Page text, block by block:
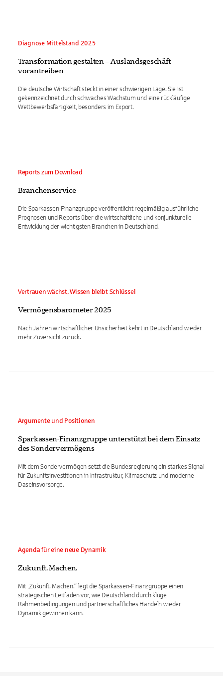
Diagnose Mittelstand 2025
Transformation gestalten – Auslandsgeschäft
vorantreiben
Die deutsche Wirtschaft steckt in einer schwierigen Lage. Sie ist
gekennzeichnet durch schwaches Wachstum und eine rückläufige
Wettbewerbsfähigkeit, besonders im Export.
Reports zum Download
Branchenservice
Die Sparkassen-Finanzgruppe veröffentlicht regelmäßig ausführliche
Prognosen und Reports über die wirtschaftliche und konjunkturelle
Entwicklung der wichtigsten Branchen in Deutschland.
Vertrauen wächst, Wissen bleibt Schlüssel
Vermögensbarometer 2025
Nach Jahren wirtschaftlicher Unsicherheit kehrt in Deutschland wieder
mehr Zuversicht zurück.
Argumente und Positionen
Sparkassen-Finanzgruppe unterstützt bei dem Einsatz
des Sondervermögens
Mit dem Sondervermögen setzt die Bundesregierung ein starkes Signal
für Zukunftsinvestitionen in Infrastruktur, Klimaschutz und moderne
Daseinsvorsorge.
Agenda für eine neue Dynamik
Zukunft. Machen.
Mit „Zukunft. Machen.“ legt die Sparkassen-Finanzgruppe einen
strategischen Leitfaden vor, wie Deutschland durch kluge
Rahmenbedingungen und partnerschaftliches Handeln wieder
Dynamik gewinnen kann.